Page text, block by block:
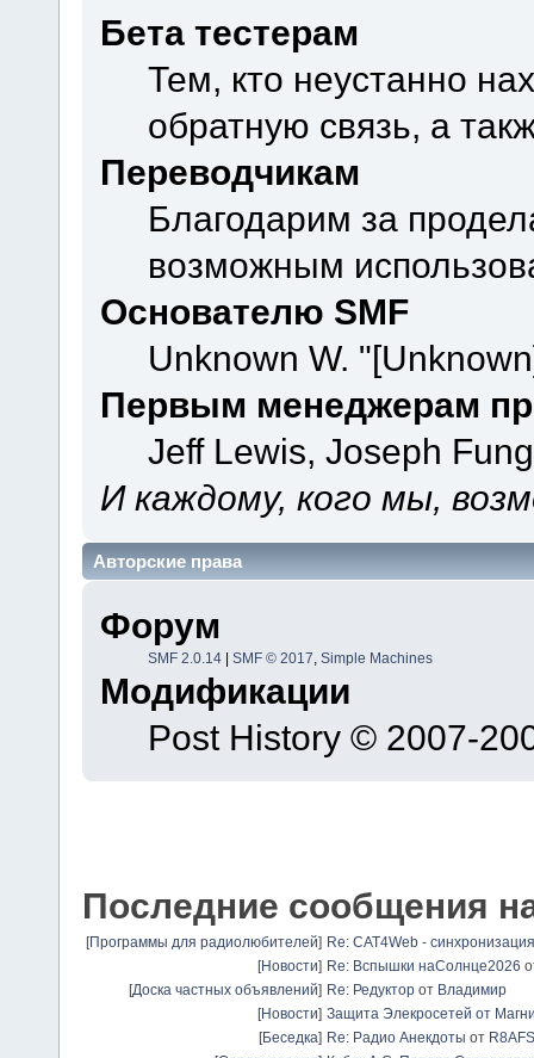
Бета тестерам
Тем, кто неустанно
обратную связь, а
Переводчикам
Благодарим за
возможным
Основателю SMF
Unknown W.
Первым менеджерам
Jeff Lewis, Joseph
И каждому, кого мы,
Авторские права
Форум
SMF 2.0.14| SMF © 2017 Simple Machines
Модификации
Post History © 2007-
Последние сообщения
[Программы для радиолюбителей] Re: CAT4Web -
[Новости] Re: Вспышки наСолнце2026
[Доска частных объявлений] Re: Редуктор от Владимир
[Новости] Защита Элекросетей от
[Беседка] Re: Радио Анекдоты от R8AFS